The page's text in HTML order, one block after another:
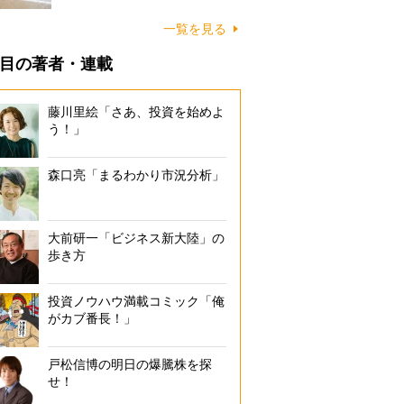
一覧を見る
の著者・連載
藤川里絵「さあ、投資を始めよ
う！」
森口亮「まるわかり市況分析」
大前研一「ビジネス新大陸」の
歩き方
投資ノウハウ満載コミック「俺
がカブ番長！」
戸松信博の明日の爆騰株を探
せ！